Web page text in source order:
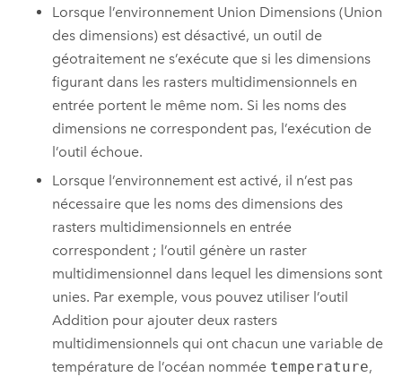
Lorsque l’environnement Union Dimensions (Union
des dimensions) est désactivé, un outil de
géotraitement ne s’exécute que si les dimensions
figurant dans les rasters multidimensionnels en
entrée portent le même nom. Si les noms des
dimensions ne correspondent pas, l’exécution de
l’outil échoue.
Lorsque l’environnement est activé, il n’est pas
nécessaire que les noms des dimensions des
rasters multidimensionnels en entrée
correspondent ; l’outil génère un raster
multidimensionnel dans lequel les dimensions sont
unies. Par exemple, vous pouvez utiliser l’outil
Addition pour ajouter deux rasters
multidimensionnels qui ont chacun une variable de
température de l’océan nommée temperature,